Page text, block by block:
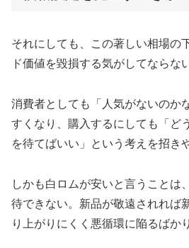
それにしても、この著しい相場の
ド価値を毀損する気がしてならな
消費者としても「人気がないのか
すくなり、購入するにしても「ど
を待てばいい」という考えを招き
しかも白ロムが安いと言うことは
待できない。新品が敬遠されれば
り上がりにくく悪循環に陥るばか